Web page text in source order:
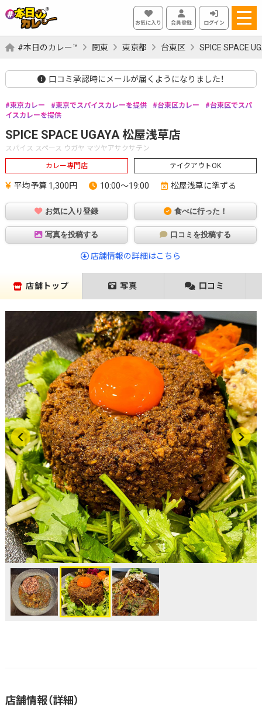
お気に入り 会員登録 ログイン
#本日のカレー™ 関東 東京都 台東区 SPICE SPACE
口コミ承認時にメールが届くようになりました！
東京カレー 東京でスパイスカレーを提供 台東区カレー
台東区でスパ
イスカレーを提供
SPICE SPACE UGAYA 松屋浅草店
スパイス スペース ウガヤ マツヤアサクサテン
カレー専門店 テイクアウトOK
平均予算 1,300円 10:00～19:00 松屋浅草に準ずる
お気に入り登録 食べに行った！
写真を投稿する 口コミを投稿する
店舗情報の詳細はこちら
店舗トップ 写真 口コミ
店舗情報（詳細）